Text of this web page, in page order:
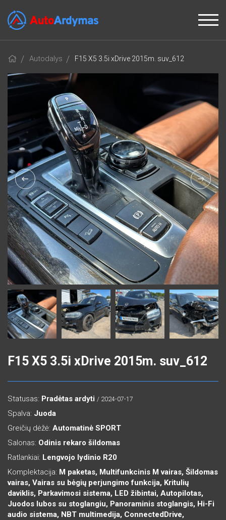
Autodalys F15 X5 3.5i xDrive 2015m. suv_612
F15 X5 3.5i xDrive 2015m. suv_612
Statusas: Pradėtas ardyti / 2024-07-17
Spalva: Juoda
Greičių dėžė: Automatinė SPORT
Salonas: Odinis rekaro šildomas
Ratlankiai: Lengvojo lydinio R20
Komplektacija: M paketas, Multifunkcinis M vairas, Šildomas
vairas, Vairas su bėgių perjungimo funkcija, Kritulių
daviklis, Parkavimosi sistema, LED žibintai, Autopilotas,
Juodos lubos su stoglangiu, Panoraminis stoglangis, Hi-Fi
audio sistema, NBT multimedija, ConnectedDrive,